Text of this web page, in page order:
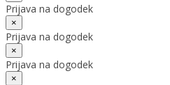
Prijava na dogodek
×
Prijava na dogodek
×
Prijava na dogodek
×